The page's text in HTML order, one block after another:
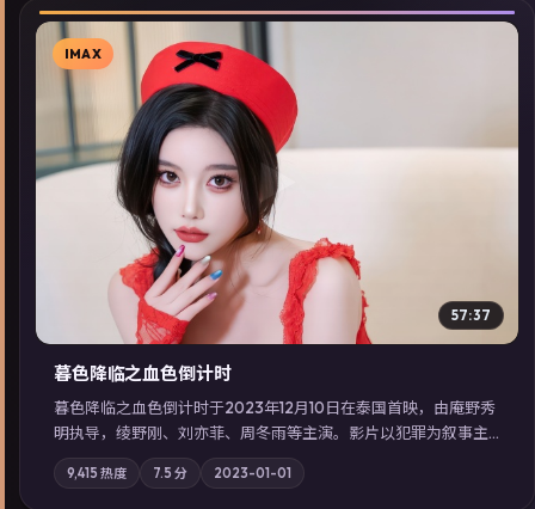
▶
IMAX
57:37
暮色降临之血色倒计时
暮色降临之血色倒计时于2023年12月10日在泰国首映，由庵野秀
明执导，绫野刚、刘亦菲、周冬雨等主演。影片以犯罪为叙事主
轴，边境小镇的平静被一封匿名信彻底打破；摄影与配乐强化地
域气质；站内亦可通过「国产免费观看高清电视剧在线看」延展
9,415 热度 7.5 分 2023-01-01